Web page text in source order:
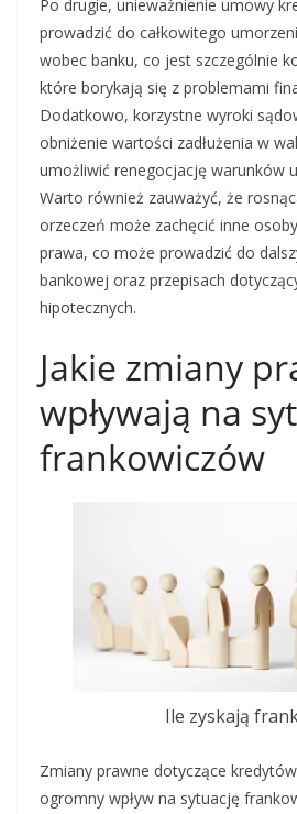
Po drugie, unieważnienie umowy
prowadzić do całkowitego
wobec banku, co jest szczególnie
które borykają się z problemami
Dodatkowo, korzystne wyroki
obniżenie wartości zadłużenia w
umożliwić renegocjację warunków
Warto również zauważyć, że
orzeczeń może zachęcić inne
prawa, co może prowadzić do
bankowej oraz przepisach
hipotecznych.
Jakie zmiany
wpływają na
frankowiczów
Ile zyskają
Zmiany prawne dotyczące
ogromny wpływ na sytuację